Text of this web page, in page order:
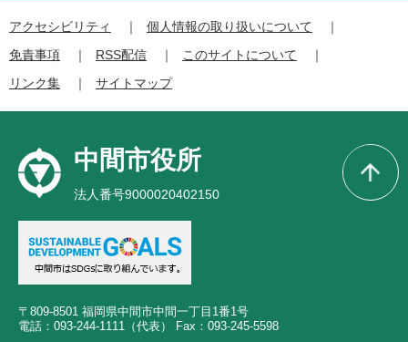
アクセシビリティ
個人情報の取り扱いについて
免責事項
RSS配信
このサイトについて
リンク集
サイトマップ
中間市役所
法人番号9000020402150
〒809-8501 福岡県中間市中間一丁目1番1号
電話：093-244-1111（代表） Fax：093-245-5598